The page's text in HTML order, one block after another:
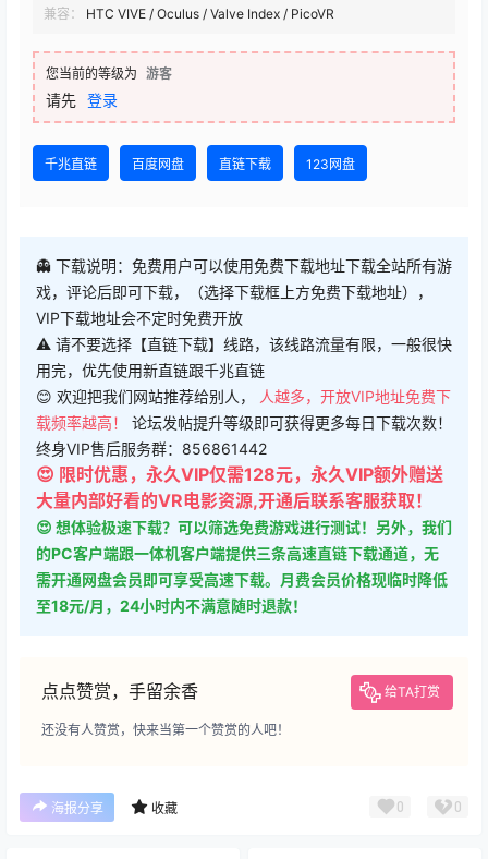
兼容：
HTC VIVE / Oculus / Valve Index / PicoVR
您当前的等级为 游客
请先 登录
千兆直链 百度网盘 直链下载 123网盘
👻 下载说明：免费用户可以使用免费下载地址下载全站所有游
戏，评论后即可下载，（选择下载框上方免费下载地址），
VIP下载地址会不定时免费开放
⚠ 请不要选择【直链下载】线路，该线路流量有限，一般很快
用完，优先使用新直链跟千兆直链
😊 欢迎把我们网站推荐给别人，
人越多，开放VIP地址免费下
载频率越高！ 论坛发帖提升等级即可获得更多每日下载次数！
终身VIP售后服务群：856861442
😍 限时优惠，永久VIP仅需128元，永久VIP额外赠送
大量内部好看的VR电影资源,开通后联系客服获取！
😍 想体验极速下载？可以筛选免费游戏进行测试！另外，我们
的PC客户端跟一体机客户端提供三条高速直链下载通道，无
需开通网盘会员即可享受高速下载。月费会员价格现临时降低
至18元/月，24小时内不满意随时退款！
点点赞赏，手留余香 给TA打赏
还没有人赞赏，快来当第一个赞赏的人吧！
海报分享 收藏 0 0